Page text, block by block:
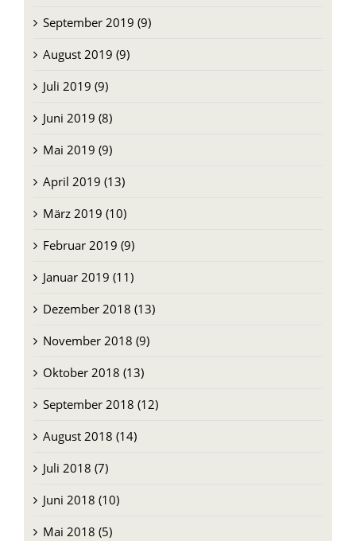
September 2019 (9)
August 2019 (9)
Juli 2019 (9)
Juni 2019 (8)
Mai 2019 (9)
April 2019 (13)
März 2019 (10)
Februar 2019 (9)
Januar 2019 (11)
Dezember 2018 (13)
November 2018 (9)
Oktober 2018 (13)
September 2018 (12)
August 2018 (14)
Juli 2018 (7)
Juni 2018 (10)
Mai 2018 (5)